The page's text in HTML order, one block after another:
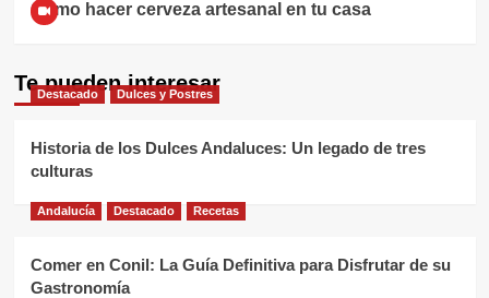
Cómo hacer cerveza artesanal en tu casa
Te pueden interesar
Destacado Dulces y Postres
Historia de los Dulces Andaluces: Un legado de tres
culturas
Andalucía Destacado Recetas
Comer en Conil: La Guía Definitiva para Disfrutar de su
Gastronomía